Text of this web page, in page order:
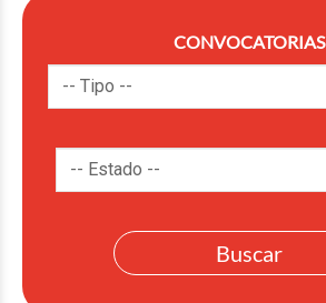
CONVOCATORIAS